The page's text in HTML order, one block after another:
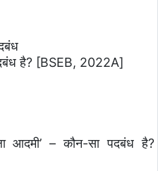
है? [BSEB, 2022A]
आदमी’ – कौन-सा पदबंध है?